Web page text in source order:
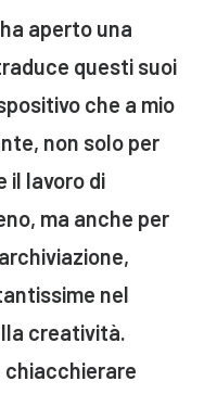
aperto una
questi suoi
che a mio
non solo per
il lavoro di
ma anche per
nel
creatività.
chiacchierare